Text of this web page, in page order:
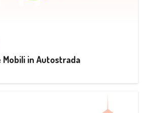
Mobili in Autostrada